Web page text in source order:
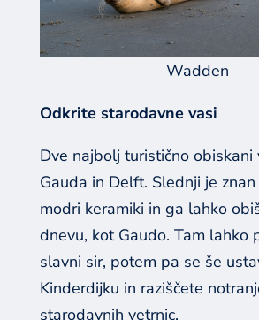
Wadden
Odkrite starodavne vasi
Dve najbolj turistično obiskani
Gauda in Delft. Slednji je
modri keramiki in ga lahko
dnevu, kot Gaudo. Tam lahko
slavni sir, potem pa se še
Kinderdijku in raziščete
starodavnih vetrnic.